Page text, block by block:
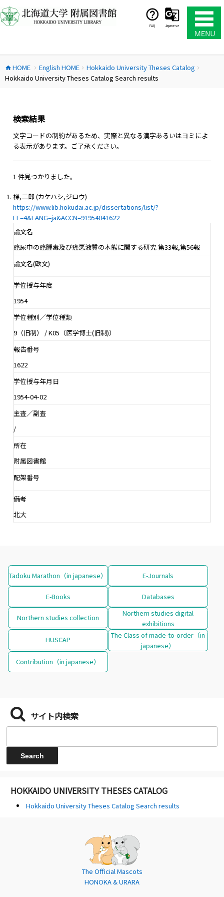
ン
テ
ス
キ
FAQ Japanese
home HOME chevron_right English HOMEchevron_right Hokkaido University Theses Catalog chevron_right
Hokkaido University Theses Catalog Search results
検索結果
文字コードの制約があるため、実際と異なる漢字あるいはヨミによ
る表示があります。ご了承ください。
1 件見つかりました。
梯,二郎 (カケハシ,ジロウ)
https://www.lib.hokudai.ac.jp/dissertations/list/?
FF=4&LANG=ja&ACCN=91954041622
論文名
癌尿中の癌腫毒及び癌悪液質の本態に関する研究 第33報,第56報
論文名(欧文)
学位授与年度
1954
学位種別／学位種類
9（旧制） / K05（医学博士(旧制)）
報告番号
1622
学位授与年月日
1954-04-02
主査／副査
/
所在
附属図書館
配架番号
備考
北大
Tadoku Marathon（in japanese） E-Journals
E-Books Databases
Northern studies collection
Northern studies digital
exhibitions
HUSCAP
The Class of made-to-order（in
japanese）
Contribution（in japanese）
サイト内検索
HOKKAIDO UNIVERSITY THESES CATALOG
Hokkaido University Theses Catalog Search results
The Official Mascots
HONOKA & URARA